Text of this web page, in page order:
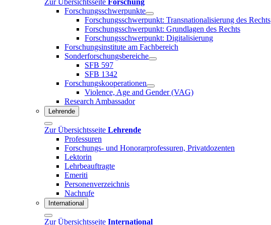
Forschungsschwerpunkte
Forschungsschwerpunkt: Transnationalisierung des Rechts
Forschungsschwerpunkt: Grundlagen des Rechts
Forschungsschwerpunkt: Digitalisierung
Forschungsinstitute am Fachbereich
Sonderforschungsbereiche
SFB 597
SFB 1342
Forschungskooperationen
Violence, Age and Gender (VAG)
Research Ambassador
Lehrende
Zur Übersichtsseite Lehrende
Professuren
Forschungs- und Honorarprofessuren, Privatdozenten
Lektorin
Lehrbeauftragte
Emeriti
Personenverzeichnis
Nachrufe
International
Zur Übersichtsseite International